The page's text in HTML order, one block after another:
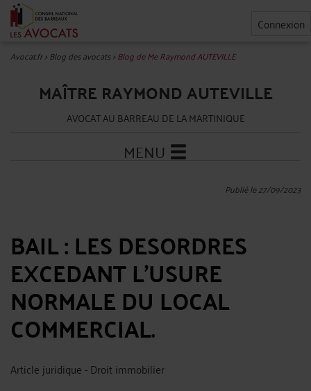
Connexion
Avocat.fr>Blog des avocats>Blog de Me Raymond AUTEVILLE
MAÎTRE RAYMOND AUTEVILLE
AVOCAT AU BARREAU DE LA MARTINIQUE
MENU
Publié le 27/09/2023
BAIL : LES DESORDRES
EXCEDANT L'USURE
NORMALE DU LOCAL
COMMERCIAL.
Article juridique - Droit immobilier